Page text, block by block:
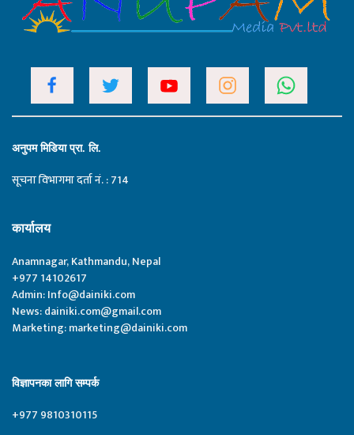
अनुपम मिडिया प्रा. लि.
सूचना विभागमा दर्ता नं. : 714
कार्यालय
Anamnagar, Kathmandu, Nepal
+977 14102617
Admin:Info@dainiki.com
News:dainiki.com@gmail.com
Marketing:marketing@dainiki.com
विज्ञापनका लागि सम्पर्क
+977 9810310115